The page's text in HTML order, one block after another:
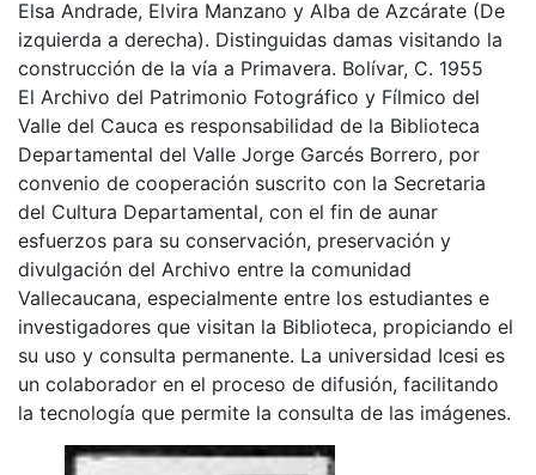
Elsa Andrade, Elvira Manzano y Alba de Azcárate (De
izquierda a derecha). Distinguidas damas visitando la
construcción de la vía a Primavera. Bolívar, C. 1955
El Archivo del Patrimonio Fotográfico y Fílmico del
Valle del Cauca es responsabilidad de la Biblioteca
Departamental del Valle Jorge Garcés Borrero, por
convenio de cooperación suscrito con la Secretaria
del Cultura Departamental, con el fin de aunar
esfuerzos para su conservación, preservación y
divulgación del Archivo entre la comunidad
Vallecaucana, especialmente entre los estudiantes e
investigadores que visitan la Biblioteca, propiciando el
su uso y consulta permanente. La universidad Icesi es
un colaborador en el proceso de difusión, facilitando
la tecnología que permite la consulta de las imágenes.